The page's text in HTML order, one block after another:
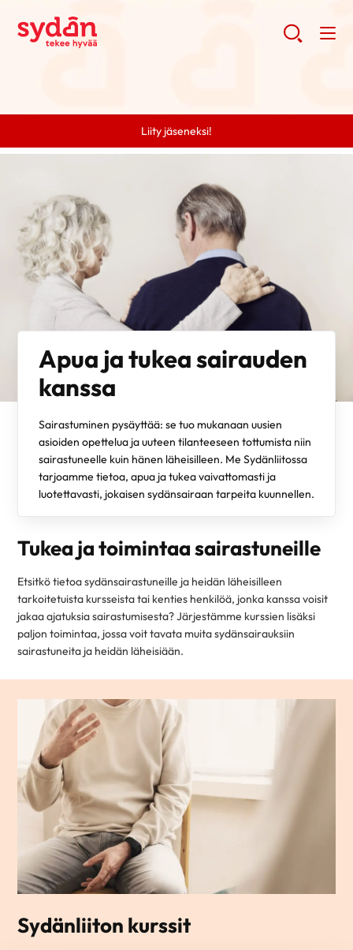
Liity jäseneksi!
Apua ja tukea sairauden
kanssa
Sairastuminen pysäyttää: se tuo mukanaan uusien
asioiden opettelua ja uuteen tilanteeseen tottumista niin
sairastuneelle kuin hänen läheisilleen. Me Sydänliitossa
tarjoamme tietoa, apua ja tukea vaivattomasti ja
luotettavasti, jokaisen sydänsairaan tarpeita kuunnellen.
Tukea ja toimintaa sairastuneille
Etsitkö tietoa sydänsairastuneille ja heidän läheisilleen
tarkoitetuista kursseista tai kenties henkilöä, jonka kanssa voisit
jakaa ajatuksia sairastumisesta? Järjestämme kurssien lisäksi
paljon toimintaa, jossa voit tavata muita sydänsairauksiin
sairastuneita ja heidän läheisiään.
Sydänliiton kurssit